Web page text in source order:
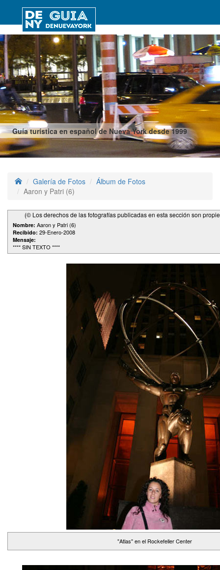
Guía turística en español de Nueva York desde 1999
Galería de Fotos
Álbum de Fotos
Aaron y Patri (6)
(© Los derechos de las fotografías publicadas en esta sección son
Nombre: Aaron y Patri (6)
Recibido: 29-Enero-2008
Mensaje:
**** SIN TEXTO ****
"Atlas" en el Rockefeller Center